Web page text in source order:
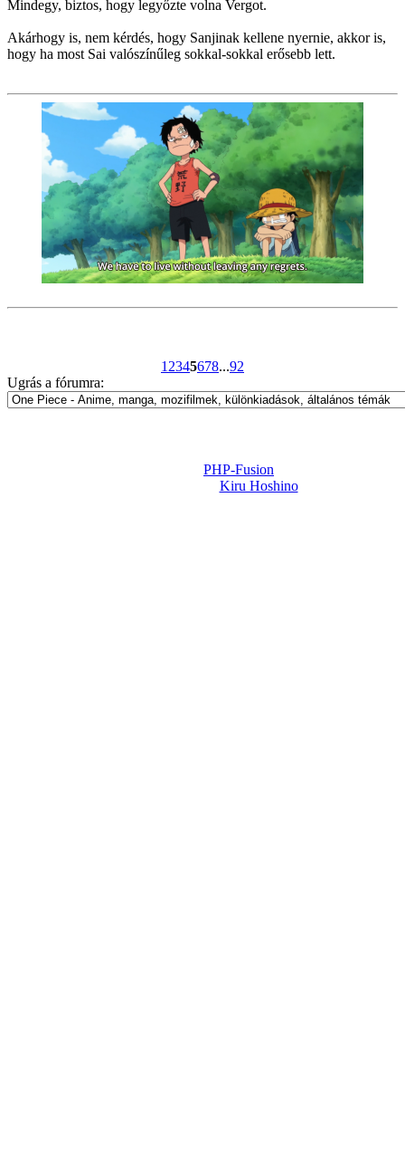
Mindegy, biztos, hogy legyőzte volna Vergot.
Akárhogy is, nem kérdés, hogy Sanjinak kellene nyernie, akkor is,
hogy ha most Sai valószínűleg sokkal-sokkal erősebb lett.
1 2345678...92
Ugrás a fórumra:
PHP-Fusion
Kiru Hoshino